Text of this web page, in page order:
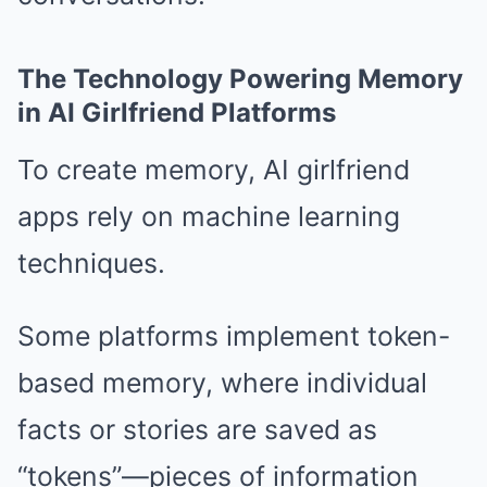
The Technology Powering Memory
in AI Girlfriend Platforms
To create memory, AI girlfriend
apps rely on machine learning
techniques.
Some platforms implement token-
based memory, where individual
facts or stories are saved as
“tokens”—pieces of information